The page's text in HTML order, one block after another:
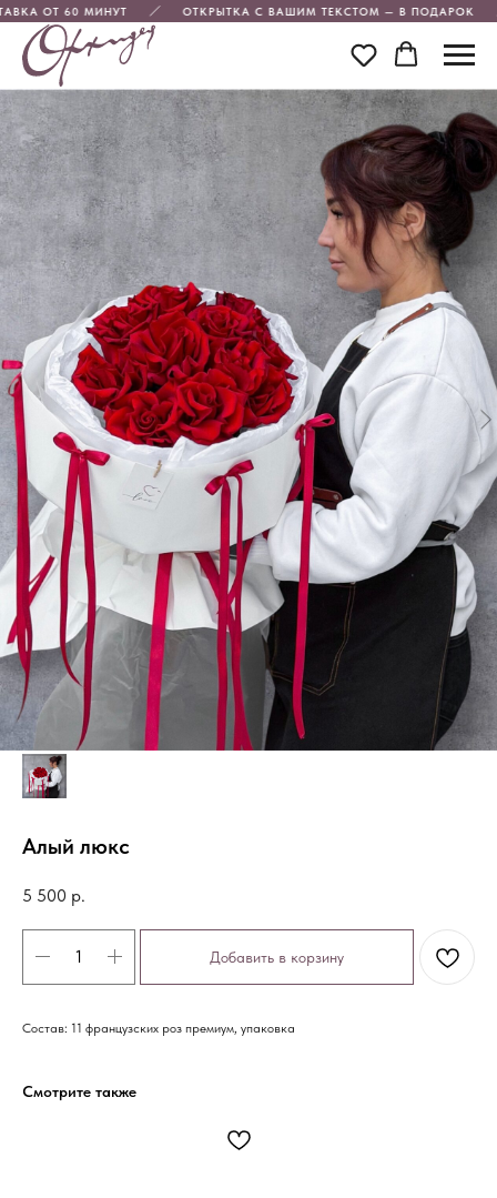
ОТ 60 МИНУТ ОТКРЫТКА С ВАШИМ ТЕКСТОМ — В ПОДАРОК
Алый люкс
5 500 р.
Добавить в корзину
Состав: 11 французских роз премиум, упаковка
Смотрите также